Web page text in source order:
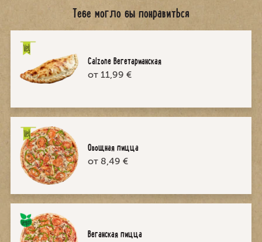
Тебе могло бы понравиться
Calzone Вегетарианская
от 11,99 €
Овощная пицца
от 8,49 €
Веганская пицца